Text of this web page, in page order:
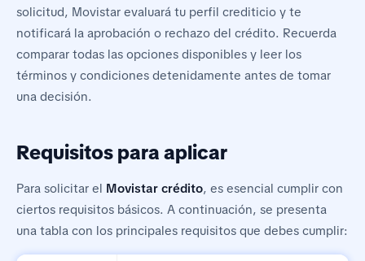
solicitud, Movistar evaluará tu perfil crediticio y te
notificará la aprobación o rechazo del crédito. Recuerda
comparar todas las opciones disponibles y leer los
términos y condiciones detenidamente antes de tomar
una decisión.
Requisitos para aplicar
Para solicitar el Movistar crédito, es esencial cumplir con
ciertos requisitos básicos. A continuación, se presenta
una tabla con los principales requisitos que debes cumplir: